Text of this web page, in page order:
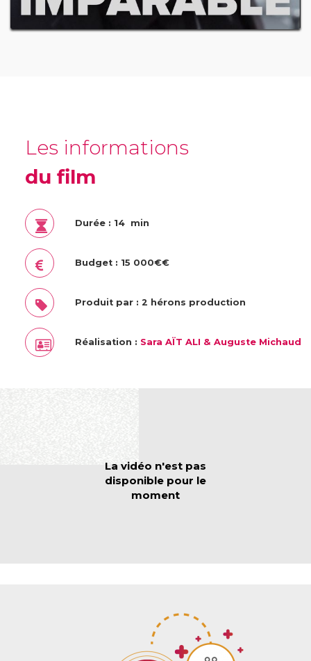
Les informations
du film
Durée : 14 min
Budget : 15 000€€
Produit par : 2 hérons production
Réalisation : Sara AÏT ALI & Auguste Michaud